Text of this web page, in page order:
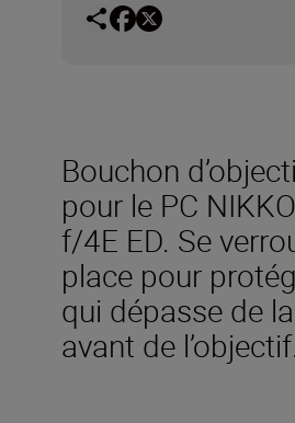
Bouchon
pour le PC
f/4E ED. Se
place pour
qui dépasse de
avant de l’objectif.